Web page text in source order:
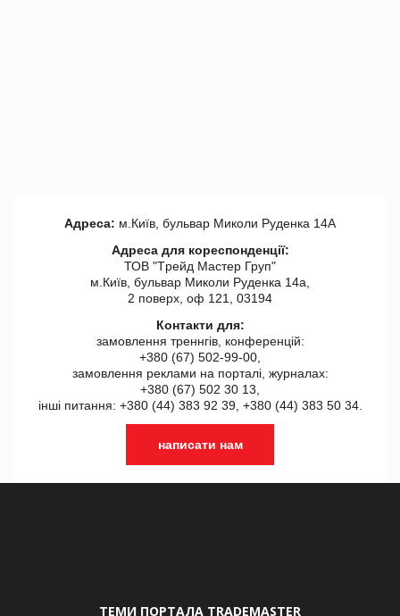
Адреса: м.Київ, бульвар Миколи Руденка 14А
Адреса для кореспонденції:
ТОВ "Tрейд Мастер Груп"
м.Київ, бульвар Миколи Руденка 14а,
2 поверх, оф 121, 03194
Контакти для:
замовлення треннгів, конференцій:
+380 (67) 502-99-00,
замовлення реклами на порталі, журналах:
+380 (67) 502 30 13,
інші питання: +380 (44) 383 92 39, +380 (44) 383 50 34.
написати нам
ТЕМИ ПОРТАЛА TRADEMASTER